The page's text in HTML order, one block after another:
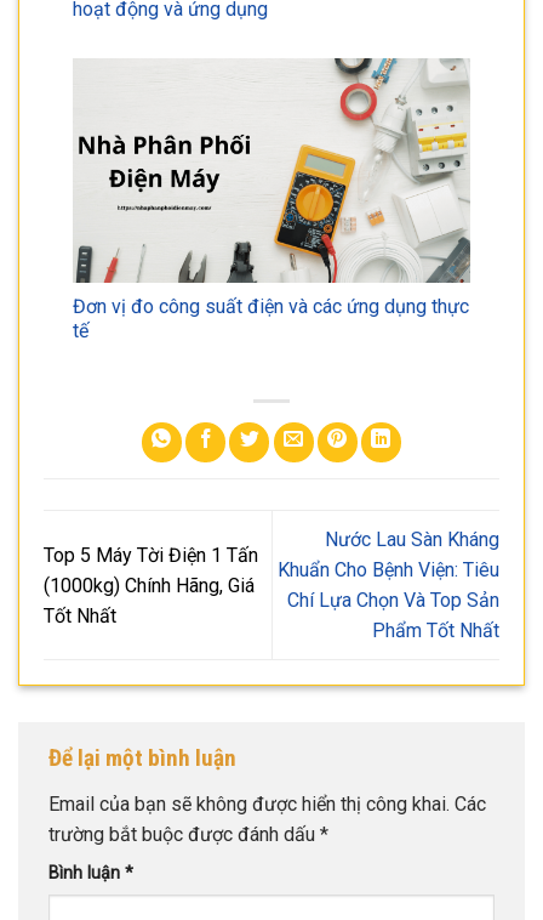
hoạt động và ứng dụng
Đơn vị đo công suất điện và các ứng dụng thực
tế
Top 5 Máy Tời Điện 1 Tấn
(1000kg) Chính Hãng, Giá
Tốt Nhất
Nước Lau Sàn Kháng
Khuẩn Cho Bệnh Viện: Tiêu
Chí Lựa Chọn Và Top Sản
Phẩm Tốt Nhất
Để lại một bình luận
Email của bạn sẽ không được hiển thị công khai. Các
trường bắt buộc được đánh dấu *
Bình luận *